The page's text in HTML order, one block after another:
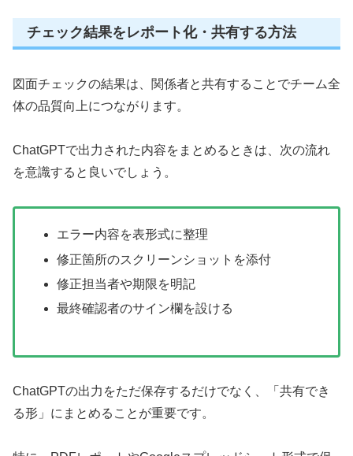
チェック結果をレポート化・共有する方法
図面チェックの結果は、関係者と共有することでチーム全
体の品質向上につながります。
ChatGPTで出力された内容をまとめるときは、次の流れ
を意識すると良いでしょう。
エラー内容を表形式に整理
修正箇所のスクリーンショットを添付
修正担当者や期限を明記
最終確認者のサイン欄を設ける
ChatGPTの出力をただ保存するだけでなく、「共有でき
る形」にまとめることが重要です。